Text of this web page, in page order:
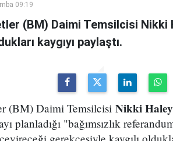
09:19
(BM) Daimi Temsilcisi Nikki
kaygıyı paylaştı.
(BM) Daimi Temsilcisi Nikki Haley
planladığı "bağımsızlık